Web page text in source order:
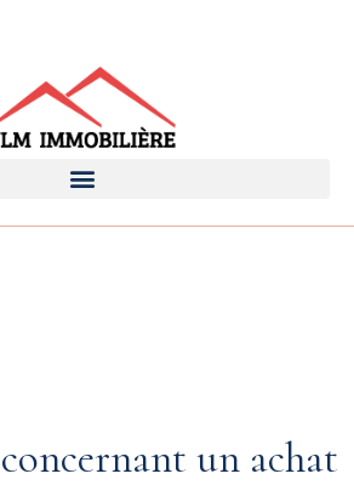
un achat